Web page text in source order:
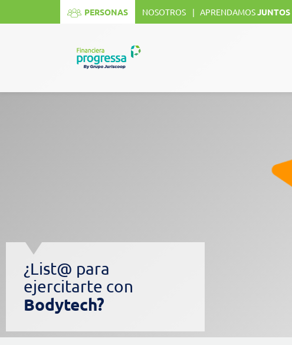
PERSONAS NOSOTROS APRENDAMOSJUNTOS
¿List@ para
ejercitarte con
Bodytech?